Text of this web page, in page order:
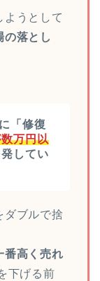
ようとして
の落とし
「修復
万円以
してい
ダブルで捨
番高く売れ
下げる前